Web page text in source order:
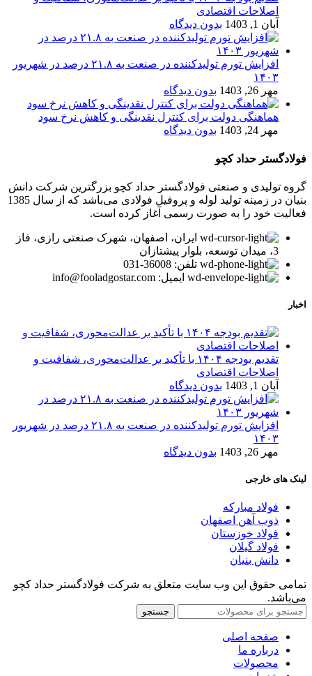
اصلاحات اقتصادی
آبان 1, 1403
بدون دیدگاه
افزایش تورم تولیدکننده در صنعت به ۲۱.۸ درصد در شهریور
۱۴۰۳
مهر 26, 1403
بدون دیدگاه
هماهنگی دولت برای کنترل نقدینگی و کاهش نرخ سود
مهر 24, 1403
بدون دیدگاه
فولادگستر حداد کچو
گروه تولیدی و صنعتی فولادگستر حداد کچو بزرگترین شرکت دانش
بنیان در زمینه تولید لوله و پروفیل فولادی می‌باشد که از سال 1385
فعالیت خود را به صورت رسمی آغاز کرده است.
ایران، اصفهان، شهرک صنعتی رازی، فاز
3، میدان توسعه، بلوار پیشتازان
تلفن: 36008-031
ایمیل: info@fooladgostar.com
اخبار
تقدیم بودجه ۱۴۰۴ با تأکید بر عدالت‌محوری، شفافیت و
اصلاحات اقتصادی
آبان 1, 1403
بدون دیدگاه
افزایش تورم تولیدکننده در صنعت به ۲۱.۸ درصد در شهریور
۱۴۰۳
مهر 26, 1403
بدون دیدگاه
لینک های خارجی
فولاد مبارکه
ذوب آهن اصفهان
فولاد خوزستان
فولاد گیلان
دانش بنیان
تمامی حقوق این وب سایت متعلق به شرکت فولادگستر حداد کچو
می‌باشد.
جستجو
صفحه اصلی
درباره ما
محصولات